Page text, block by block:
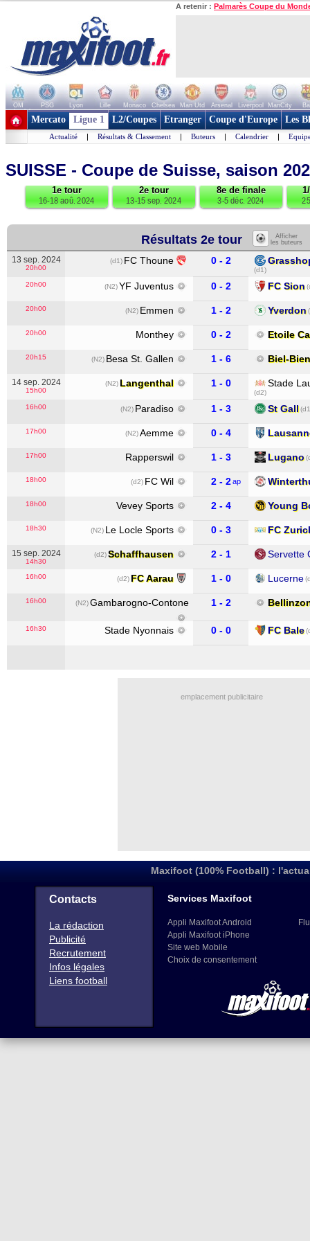
A retenir : Palmarès Coupe du
OM PSG Lyon Lille Monaco Chelsea Man Utd Arsenal Liverpool ManCity
+ de clubs
Mercato Ligue 1 L2/Coupes Etranger Coupe d'Europe Les
Actualité | Résultats & Classement | Buteurs | Calendrier |
SUISSE - Coupe de Suisse, saison
1e tour
16-18 aoû. 2024
2e tour
13-15 sep. 2024
8e de finale
3-5 déc. 2024
Résultats 2e tour
Afficher
les buteurs
13 sep. 2024
20h00
(d1) FC Thoune 0 - 2
(d1)
20h00
(N2)YF Juventus 0 - 2 FC Sion
20h00 (N2) Emmen 1 - 2 Yverdon
20h00 Monthey 0 - 2 Etoile
20h15 (N2) Besa St. Gallen 1 - 6 Biel-
14 sep. 2024
15h00
(N2) Langenthal 1 - 0 Stade
(d2)
16h00
(N2) Paradiso 1 - 3 St Gall
17h00 (N2)Aemme 0 - 4
17h00 Rapperswil 1 - 3 Lugano
18h00 (d2) FC Wil 2 - 2 ap
18h00 Vevey Sports 2 - 4 Young
18h30 (N2) Le Locle Sports 0 - 3 FC
15 sep. 2024
14h30
(d2)Schaffhausen 2 - 1 Servette
16h00 (d2) FC Aarau 1 - 0 Lucerne
16h00 (N2)Gambarogno-Contone 1 - 2
16h30 Stade Nyonnais 0 - 0 FC Bale
emplacement publicitaire
Maxifoot (100% Football) :
Contacts
La rédaction
Publicité
Recrutement
Infos légales
Liens football
Services Maxifoot
Appli Maxifoot Android
Appli Maxifoot iPhone
Site web Mobile
Choix de consentement